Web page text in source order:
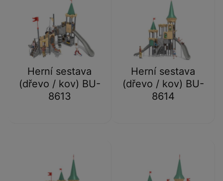
Herní sestava
(dřevo / kov) BU-
8613
Herní sestava
(dřevo / kov) BU-
8614